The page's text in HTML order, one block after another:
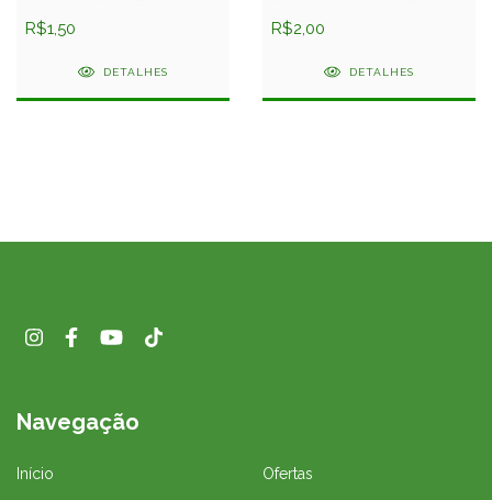
R$1,50
DETALHES
R$2,00
DETALHES
Navegação
Início Ofertas